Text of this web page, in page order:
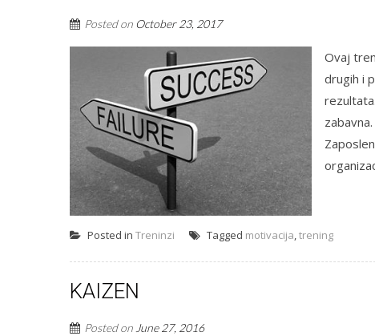
Posted on October 23, 2017
Ovaj
drugih i
Posted in Treninzi Tagged motivacija,trening
KAIZEN
Posted on June 27, 2016